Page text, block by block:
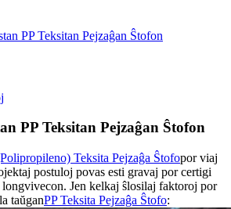
PP Teksitan Pejzaĝan Ŝtofon
PP Teksitan Pejzaĝan Ŝtofon
Teksita Pejzaĝa Ŝtofopor viaj
postuloj povas esti gravaj por certigi
Jen kelkaj ŝlosilaj faktoroj por
taŭganPP Teksita Pejzaĝa Ŝtofo: